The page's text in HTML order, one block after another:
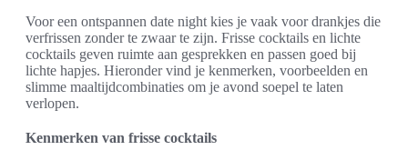
Voor een ontspannen date night kies je vaak voor drankjes die
verfrissen zonder te zwaar te zijn. Frisse cocktails en lichte
cocktails geven ruimte aan gesprekken en passen goed bij
lichte hapjes. Hieronder vind je kenmerken, voorbeelden en
slimme maaltijdcombinaties om je avond soepel te laten
verlopen.
Kenmerken van frisse cocktails